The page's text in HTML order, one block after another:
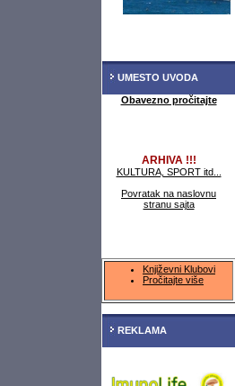
UMESTO UVODA
Obavezno pročitajte
ARHIVA !!!
KULTURA, SPORT itd...
Povratak na naslovnu
stranu sajta
Književni Klubovi
Pročitajte više
REKLAMA